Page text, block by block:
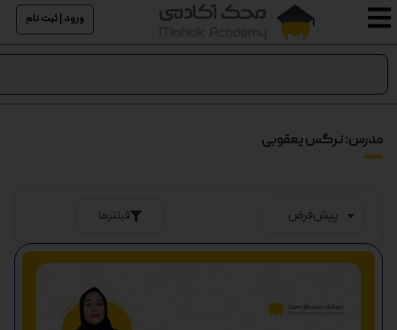
ورود | ثبت نام
مدرس: نرگس یعقوبی
فیلترها